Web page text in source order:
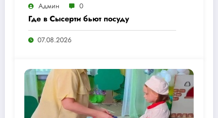
Админ 0
Где в Сысерти бьют посуду
07.08.2026